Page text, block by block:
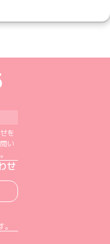
式アカウント
式アカウント
んInstagram公式アカウント
りーみんFacebook公式アカウン
いどりーみんYouTube公式アカ
を
い
せ